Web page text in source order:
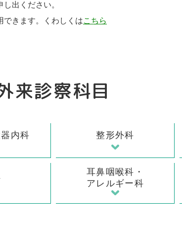
出ください。
できます。くわしくはこちら
来診察科目
内科 整形外科
耳鼻咽喉科・
アレルギー科